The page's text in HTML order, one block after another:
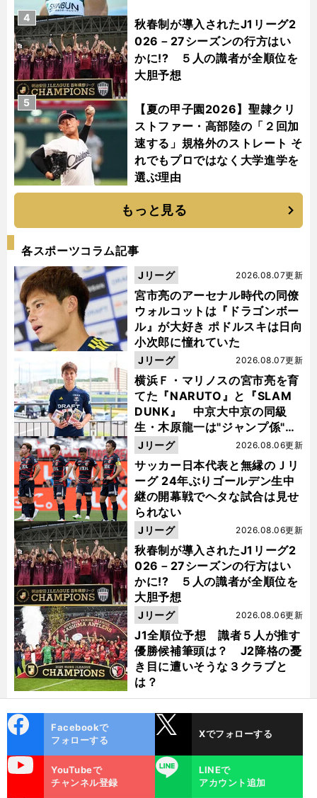
秋春制が導入されたJ1リーグ2
026－27シーズンの行方はい
かに!? ５人の識者が全順位を
大胆予想
4
【夏の甲子園2026】聖隷クリ
ストファー・高部陸の「２回加
速する」規格外のストレート そ
れでもプロではなく大学進学を
選ぶ理由
5
もっと見る
各スポーツコラム記事
宮市亮のアーセナル時代の同僚
ウォルコットは『ドラゴンボー
ル』が大好き ポドルスキは日向
小次郎に憧れていた
2026.08.07更新
Jリーグ
横浜Ｆ・マリノスの宮市亮を育
てた『NARUTO』と『SLAM
DUNK』 中京大中京の同級
生・木原龍一は"ジャンプ係"だ
った
2026.08.07更新
Jリーグ
サッカー日本代表と無縁のＪリ
ーグ 24年ぶりゴールデン生中
継の開幕戦でヘタな試合は見せ
られない
2026.08.06更新
Jリーグ
秋春制が導入されたJ1リーグ2
026－27シーズンの行方はい
かに!? ５人の識者が全順位を
大胆予想
2026.08.06更新
Jリーグ
J1全順位予想 識者５人が推す
優勝候補筆頭は？ J2降格の憂
き目に遭いそうな３クラブと
は？
2026.08.06更新
Jリーグ
ok
Facebookで
フォローする
Xでフォローする
YouTubeで
チャンネル登録
LINE
LINEで
アカウント追加